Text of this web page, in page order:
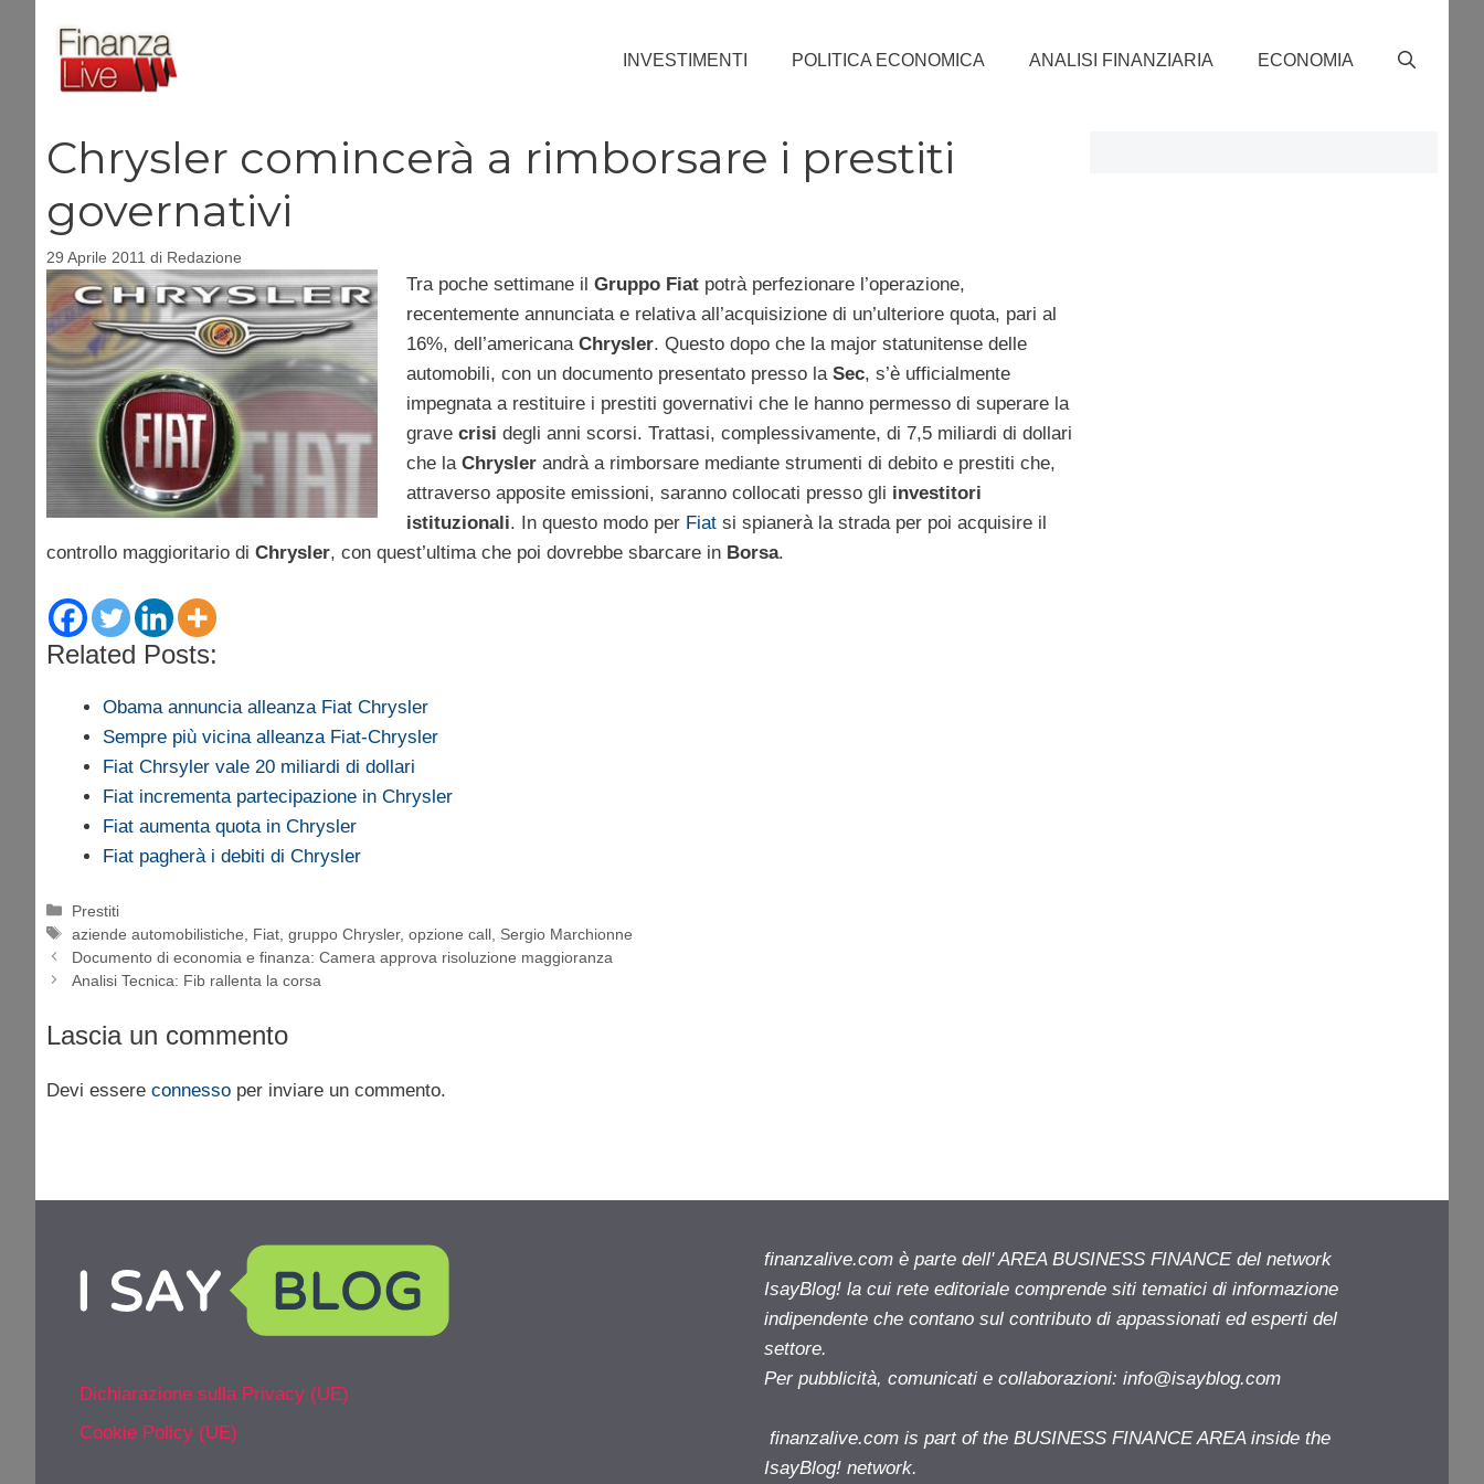
contenuto
INVESTIMENTI POLITICA ECONOMICA ANALISI FINANZIARIA ECONOMIA
Chrysler comincerà a rimborsare i prestiti
governativi
29 Aprile 2011 di Redazione
Tra poche settimane il Gruppo Fiatpotrà perfezionare l’operazione,
recentemente annunciata e relativa all’acquisizione di un’ulteriore quota, pari al
16%, dell’americana Chrysler. Questo dopo che la major statunitense delle
automobili, con un documento presentato presso laSec, s’è ufficialmente
impegnata a restituire i prestiti governativi che le hanno permesso di superare la
grave crisi degli anni scorsi. Trattasi, complessivamente, di 7,5 miliardi di dollari
che la Chryslerandrà a rimborsare mediante strumenti di debito e prestiti che,
attraverso apposite emissioni, saranno collocati presso gli investitori
istituzionali. In questo modo per Fiatsi spianerà la strada per poi acquisire il
controllo maggioritario di Chrysler, con quest’ultima che poi dovrebbe sbarcare in Borsa.
Related Posts:
Obama annuncia alleanza Fiat Chrysler
Sempre più vicina alleanza Fiat-Chrysler
Fiat Chrsyler vale 20 miliardi di dollari
Fiat incrementa partecipazione in Chrysler
Fiat aumenta quota in Chrysler
Fiat pagherà i debiti di Chrysler
Categorie
Prestiti
Tag
aziende automobilistiche Fiat ,gruppo Chrysler,opzione call Sergio Marchionne
Documento di economia e finanza: Camera approva risoluzione maggioranza
Analisi Tecnica: Fib rallenta la corsa
Lascia un commento
Devi essere connesso per inviare un commento.
Dichiarazione sulla Privacy (UE)
Cookie Policy (UE)
finanzalive.com è parte dell' AREA BUSINESS FINANCE del network
IsayBlog! la cui rete editoriale comprende siti tematici di informazione
indipendente che contano sul contributo di appassionati ed esperti del
settore.
Per pubblicità, comunicati e collaborazioni: info@isayblog.com
finanzalive.com is part of the BUSINESS FINANCE AREA inside the
IsayBlog! network.